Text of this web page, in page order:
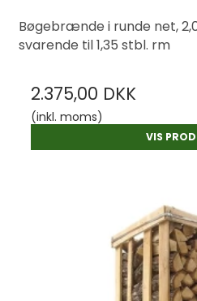
Bøgebrænde i runde net,
svarende til 1,35 stbl. rm
2.375,00 DKK
(inkl. moms)
VIS